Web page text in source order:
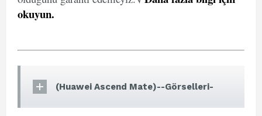
okuyun.
(Huawei Ascend Mate)--Görselleri-